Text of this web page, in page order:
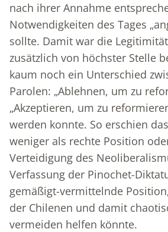
nach ihrer Annahme
Notwendigkeiten des Tages
sollte. Damit war die
zusätzlich von höchster Stelle
kaum noch ein Unterschied
Parolen: „Ablehnen, um zu
„Akzeptieren, um zu
werden konnte. So erschien
weniger als rechte Position
Verteidigung des
Verfassung der Pinochet-
gemäßigt-vermittelnde
der Chilenen und damit
vermeiden helfen könnte.